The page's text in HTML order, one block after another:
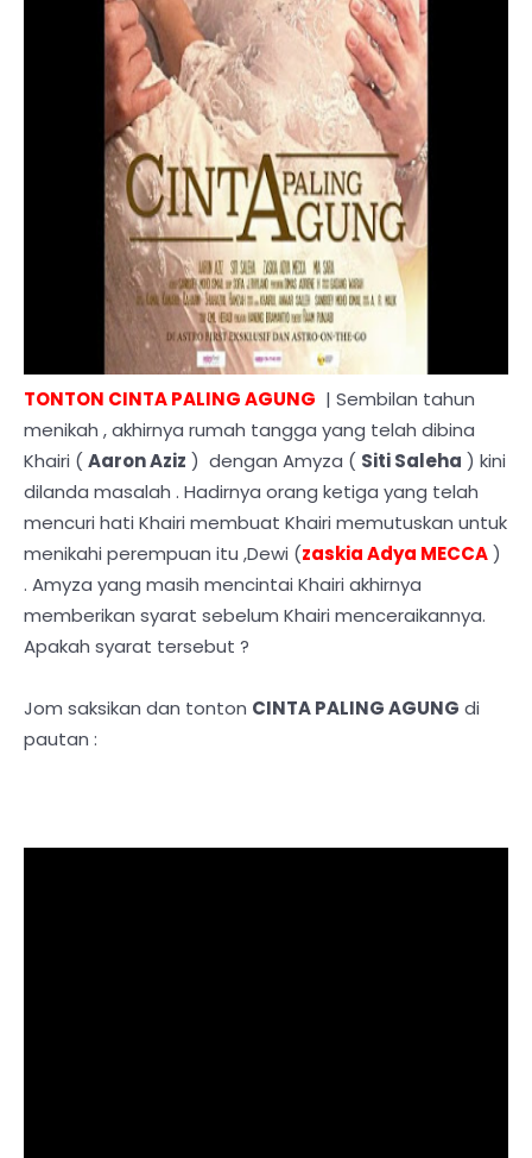
TONTON CINTA PALING AGUNG | Sembilan tahun
menikah , akhirnya rumah tangga yang telah dibina
Khairi (Aaron Aziz ) dengan Amyza ( Siti Saleha ) kini
dilanda masalah . Hadirnya orang ketiga yang telah
mencuri hati Khairi membuat Khairi memutuskan untuk
menikahi perempuan itu ,Dewi (zaskia Adya MECCA)
. Amyza yang masih mencintai Khairi akhirnya
memberikan syarat sebelum Khairi menceraikannya.
Apakah syarat tersebut ?
Jom saksikan dan tonton CINTA PALING AGUNG di
pautan :